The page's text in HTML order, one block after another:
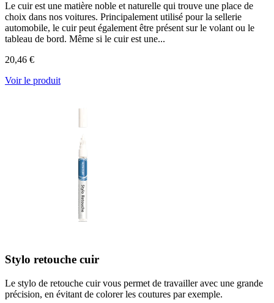
Le cuir est une matière noble et naturelle qui trouve une place de
choix dans nos voitures. Principalement utilisé pour la sellerie
automobile, le cuir peut également être présent sur le volant ou le
tableau de bord. Même si le cuir est une...
20,46 €
Voir le produit
Stylo retouche cuir
Le stylo de retouche cuir vous permet de travailler avec une grande
précision, en évitant de colorer les coutures par exemple.